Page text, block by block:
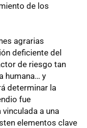
de los
agrarias
deficiente del
de riesgo tan
humana… y
determinar la
fue
a una
elementos clave